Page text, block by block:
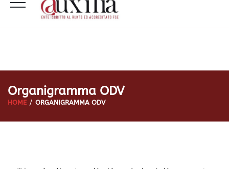
Organigramma ODV
HOME ORGANIGRAMMA ODV